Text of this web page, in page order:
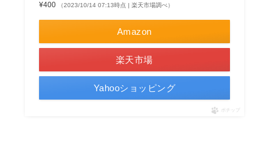
¥400 （2023/10/14 07:13時点 | 楽天市場調べ）
Amazon
楽天市場
Yahooショッピング
ポチップ